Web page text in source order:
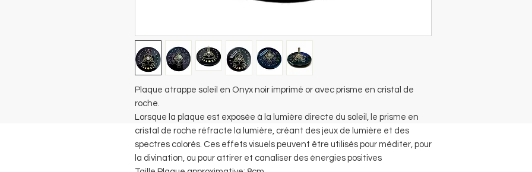
Plaque atrappe soleil en Onyx noir imprimé or avec prisme en cristal de
roche.
Lorsque la plaque est exposée à la lumière directe du soleil, le prisme en
cristal de roche réfracte la lumière, créant des jeux de lumière et des
spectres colorés. Ces effets visuels peuvent être utilisés pour méditer, pour
la divination, ou pour attirer et canaliser des énergies positives